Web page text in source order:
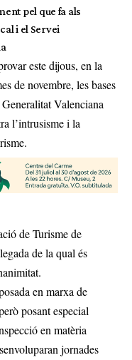
pel que fa als
i el Servei
este dijous, en la
de novembre, les bases
Valenciana
l’intrusisme i la
de Turisme de
de la qual és
en marxa de
posant especial
en matèria
jornades